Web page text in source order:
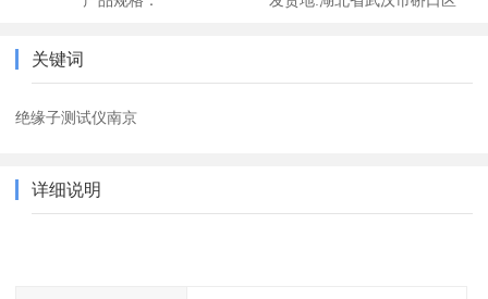
关键词
绝缘子测试仪南京
详细说明